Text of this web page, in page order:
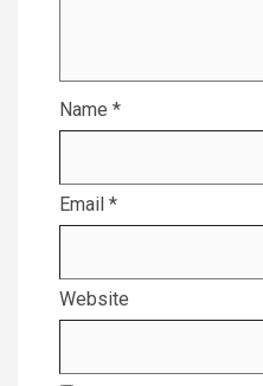
Name *
Email *
Website